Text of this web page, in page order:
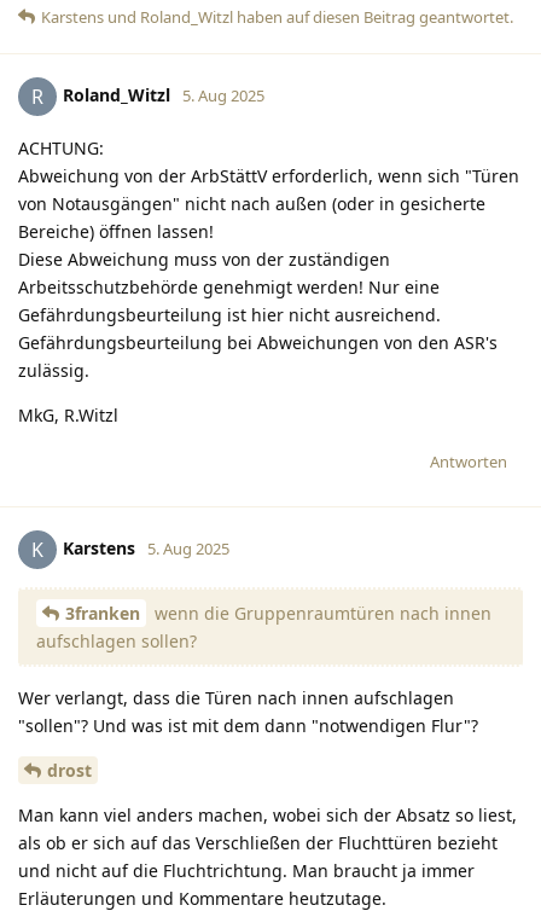
Karstens und Roland_Witzl haben auf diesen Beitrag geantwortet.
R Roland_Witzl 5. Aug 2025
ACHTUNG:
Abweichung von der ArbStättV erforderlich, wenn sich "Türen
von Notausgängen" nicht nach außen (oder in gesicherte
Bereiche) öffnen lassen!
Diese Abweichung muss von der zuständigen
Arbeitsschutzbehörde genehmigt werden! Nur eine
Gefährdungsbeurteilung ist hier nicht ausreichend.
Gefährdungsbeurteilung bei Abweichungen von den ASR's
zulässig.
MkG, R.Witzl
Antworten
K Karstens 5. Aug 2025
3franken
wenn die Gruppenraumtüren nach innen
aufschlagen sollen?
Wer verlangt, dass die Türen nach innen aufschlagen
"sollen"? Und was ist mit dem dann "notwendigen Flur"?
drost
Man kann viel anders machen, wobei sich der Absatz so liest,
als ob er sich auf das Verschließen der Fluchttüren bezieht
und nicht auf die Fluchtrichtung. Man braucht ja immer
Erläuterungen und Kommentare heutzutage.